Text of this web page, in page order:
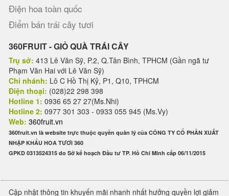
Điện hoa toàn quốc
Điểm bán trái cây tươi
360FRUIT - GIỎ QUÀ TRÁI CÂY
Trụ sở: 413 Lê Văn Sỹ, P.2, Q.Tân Bình, TPHCM (Gần ngã tư
Phạm Văn Hai với Lê Văn Sỹ)
Chi nhánh: Lô C Hồ Thị Kỷ, P1, Q10, TPHCM
Điện thoại: (028)22 298 398
Hotline 1: 0936 65 27 27(Ms.Nhi)
Hotline 2: 0977 301 303 - 0933 055 945 (Ms.Vy)
Web: 360fruit.vn
360fruit.vn là website trực thuộc quyền quản lý của CÔNG TY CỔ PHẦN XUẤT
NHẬP KHẨU HOA TƯƠI 360
GPKD 0313524315 do Sở kế hoạch Đầu tư TP. Hồ Chí Minh cấp 06/11/2015
Cập nhật thông tin khuyến mãi nhanh nhất hưởng quyền lợi giảm